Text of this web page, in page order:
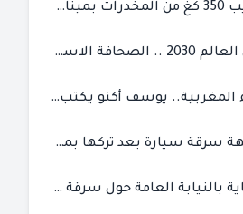
إحباط تهريب 350 كغ من المخدرات بميناء طنجة المتوسط
نهائي كأس العالم 2030 .. الصحافة الاسبانية قلقة من حسم الملف لصالح المغرب و”تتهم رئيس الفيفا”
من الصحراء المغربية.. يوسف أكنو يكتب عن أزمة سبتة المحتلة ويؤكد ان الهجرة السرية ليست حلا وبناء الوطن هو الخيار الأفضل
طنجة: شبهة سرقة سيارة بعد تركها بمحل ميكانيك للإصلاح
طنجة: شكاية بالنيابة العامة حول سرقة سيارة تركها صاحبها بمحل ميكانيك للإصلاح